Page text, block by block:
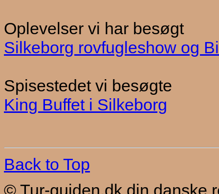
Oplevelser vi har besøgt
Silkeborg rovfugleshow og
Spisestedet vi besøgte
King Buffet i Silkeborg
Back to Top
© Tur-guiden.dk din danske